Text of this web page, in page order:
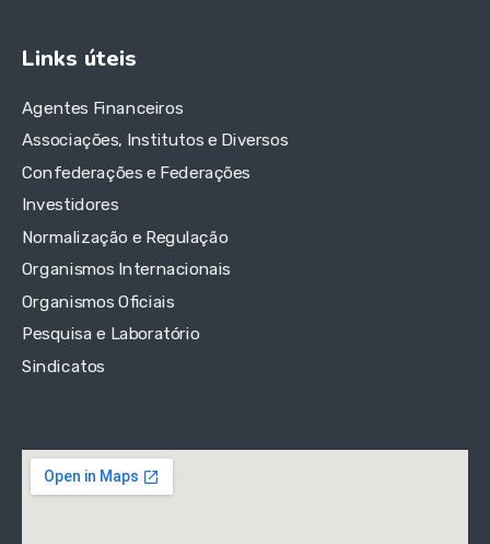
Links úteis
Agentes Financeiros
Associações, Institutos e Diversos
Confederações e Federações
Investidores
Normalização e Regulação
Organismos Internacionais
Organismos Oficiais
Pesquisa e Laboratório
Sindicatos